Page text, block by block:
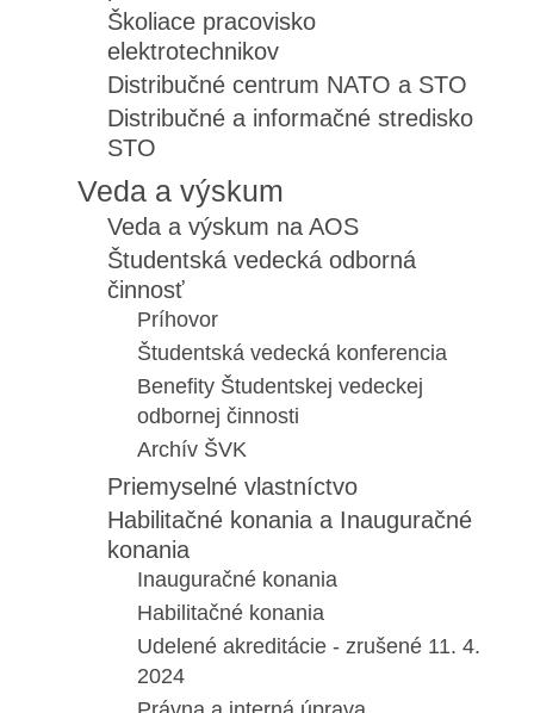
Školiace pracovisko
elektrotechnikov
Distribučné centrum NATO a STO
Distribučné a informačné stredisko
STO
Veda a výskum
Veda a výskum na AOS
Študentská vedecká odborná
činnosť
Príhovor
Študentská vedecká konferencia
Benefity Študentskej vedeckej
odbornej činnosti
Archív ŠVK
Priemyselné vlastníctvo
Habilitačné konania a Inauguračné
konania
Inauguračné konania
Habilitačné konania
Udelené akreditácie - zrušené 11. 4.
2024